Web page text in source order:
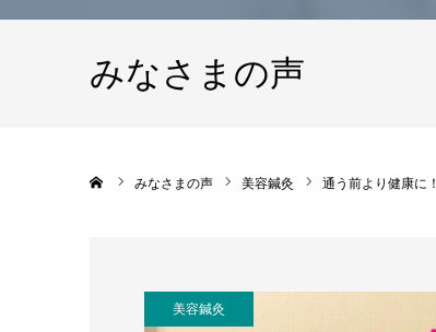
みなさまの声
みなさまの声 美容鍼灸 通う前より健康に！
美容鍼灸